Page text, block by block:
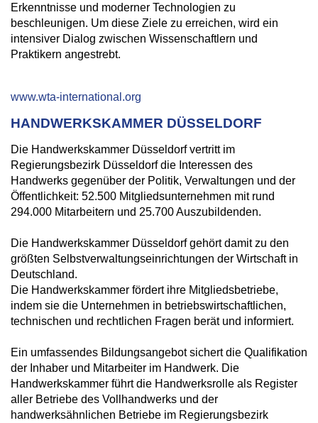
Erkenntnisse und moderner Technologien zu
beschleunigen. Um diese Ziele zu erreichen, wird ein
intensiver Dialog zwischen Wissenschaftlern und
Praktikern angestrebt.
www.wta-international.org
HANDWERKSKAMMER DÜSSELDORF
Die Handwerkskammer Düsseldorf vertritt im
Regierungsbezirk Düsseldorf die Interessen des
Handwerks gegenüber der Politik, Verwaltungen und der
Öffentlichkeit: 52.500 Mitgliedsunternehmen mit rund
294.000 Mitarbeitern und 25.700 Auszubildenden.
Die Handwerkskammer Düsseldorf gehört damit zu den
größten Selbstverwaltungseinrichtungen der Wirtschaft in
Deutschland.
Die Handwerkskammer fördert ihre Mitgliedsbetriebe,
indem sie die Unternehmen in betriebswirtschaftlichen,
technischen und rechtlichen Fragen berät und informiert.
Ein umfassendes Bildungsangebot sichert die Qualifikation
der Inhaber und Mitarbeiter im Handwerk. Die
Handwerkskammer führt die Handwerksrolle als Register
aller Betriebe des Vollhandwerks und der
handwerksähnlichen Betriebe im Regierungsbezirk